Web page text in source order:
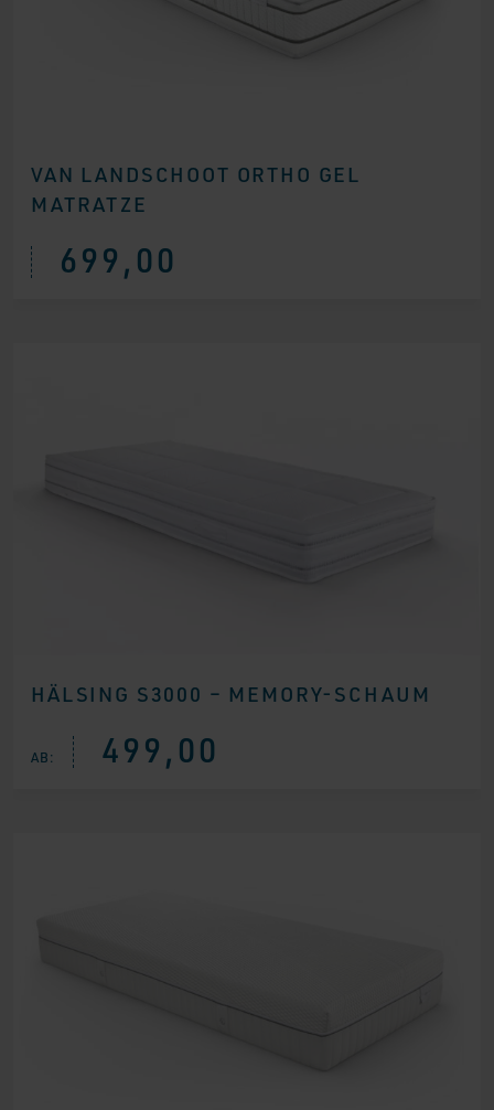
VAN LANDSCHOOT ORTHO GEL
MATRATZE
699,00
HÄLSING S3000 – MEMORY-SCHAUM
AB: 499,00